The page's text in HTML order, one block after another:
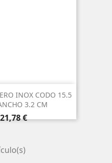
INOX CODO 15.5
3.2 CM
Precio
21,78 €